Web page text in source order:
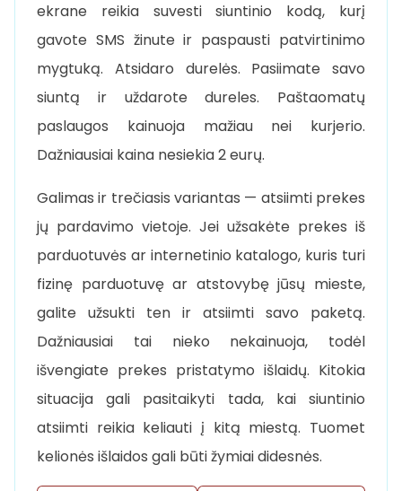
ekrane reikia suvesti siuntinio kodą, kurį
gavote SMS žinute ir paspausti patvirtinimo
mygtuką. Atsidaro durelės. Pasiimate savo
siuntą ir uždarote dureles. Paštaomatų
paslaugos kainuoja mažiau nei kurjerio.
Dažniausiai kaina nesiekia 2 eurų.
Galimas ir trečiasis variantas — atsiimti prekes
jų pardavimo vietoje. Jei užsakėte prekes iš
parduotuvės ar internetinio katalogo, kuris turi
fizinę parduotuvę ar atstovybę jūsų mieste,
galite užsukti ten ir atsiimti savo paketą.
Dažniausiai tai nieko nekainuoja, todėl
išvengiate prekes pristatymo išlaidų. Kitokia
situacija gali pasitaikyti tada, kai siuntinio
atsiimti reikia keliauti į kitą miestą. Tuomet
kelionės išlaidos gali būti žymiai didesnės.